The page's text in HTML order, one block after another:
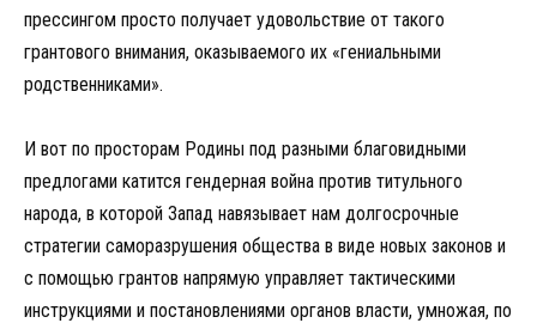
прессингом просто получает удовольствие от такого
грантового внимания, оказываемого их «гениальными
родственниками».
И вот по просторам Родины под разными благовидными
предлогами катится гендерная война против титульного
народа, в которой Запад навязывает нам долгосрочные
стратегии саморазрушения общества в виде новых законов и
с помощью грантов напрямую управляет тактическими
инструкциями и постановлениями органов власти, умножая, по